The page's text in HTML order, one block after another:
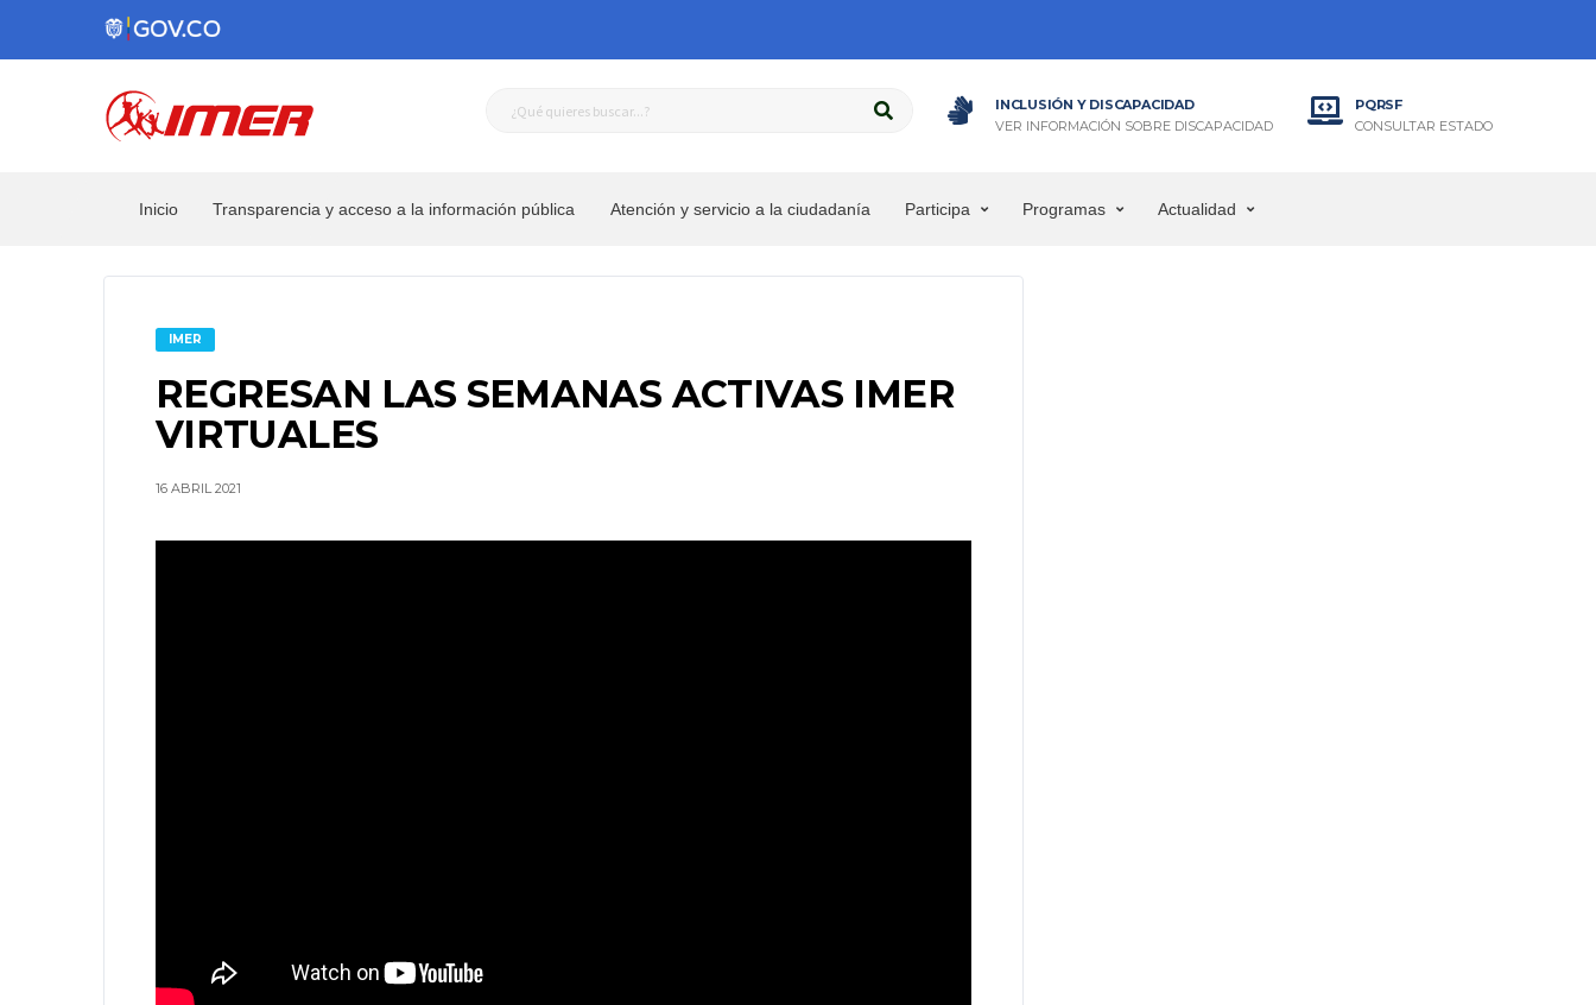
INCLUSIÓN Y DISCAPACIDAD
VER INFORMACIÓN SOBRE DISCAPACIDAD
PQRSF
CONSULTAR ESTADO
Inicio Transparencia y acceso a la información pública Atención y servicio a la ciudadanía Participa Programas Actualidad
IMER
REGRESAN LAS SEMANAS ACTIVAS IMER
VIRTUALES
16 ABRIL 2021